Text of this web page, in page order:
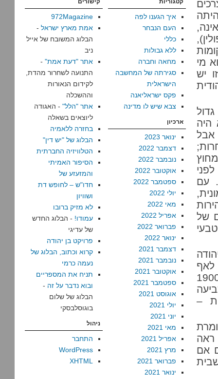
מי
יש
היה
אבל
מחוץ
עם
של
טבעי
לאף
את הזכות להתעלם מההיסטוריה של 1900
–
ראה
אם
קטגוריות
איך הגענו לפה
העם הנבחר
כללי
ללא גבולות
מחאה וחברה
סגירתה של המחשבה
הישראלית
פקס ישראליאנה
צבא שיש לו מדינה
ארכיון
ינואר 2023
דצמבר 2022
נובמבר 2022
אוקטובר 2022
ספטמבר 2022
יולי 2022
מאי 2022
אפריל 2022
פברואר 2022
ינואר 2022
דצמבר 2021
נובמבר 2021
אוקטובר 2021
ספטמבר 2021
אוגוסט 2021
יולי 2021
יוני 2021
מאי 2021
אפריל 2021
מרץ 2021
פברואר 2021
ינואר 2021
קישורים
972Magazine
אמת מארץ ישראל -
הבלוג המשובח של אייל
ניב
אתר "דעת אמת" -
התנועה לשחרור מהדת,
לקידום הנאורות
וההשכלה
אתר "הלל" - האגודה
ליוצאים בשאלה
בחזרה ללאמיה
הבלוג של "יש דין"
הטלוויזיה החברתית
הסיפור האמיתי
והמזעזע של
חדו"ש – לחופש דת
ושוויון
לא מזיק ברובו
עמודו! - הבלוג החדש
של עדיגי
פרויקט בן יהודה
קרוא וכתוב, הבלוג של
נעמה כרמי
תניח את המספריים
ובוא נדבר על זה -
הבלוג של שלום
בוגוסלבסקי
ניהול
התחבר
WordPress
XHTML